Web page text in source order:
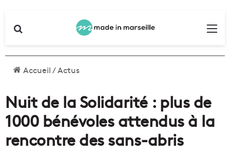
Accueil/Actus
Nuit de la Solidarité : plus de
1000 bénévoles attendus à la
rencontre des sans-abris